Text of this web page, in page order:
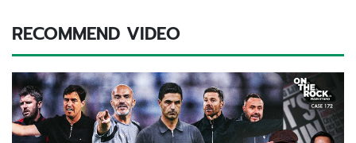
RECOMMEND VIDEO